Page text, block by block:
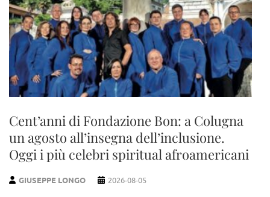
Cent’anni di Fondazione Bon: a Colugna
un agosto all’insegna dell’inclusione.
Oggi i più celebri spiritual afroamericani
GIUSEPPE LONGO 2026-08-05